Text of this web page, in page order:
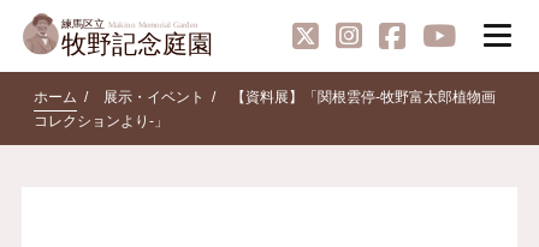
ホーム 展示・イベント
【資料展】「関根雲停-牧野富太郎植物画
コレクションより-」